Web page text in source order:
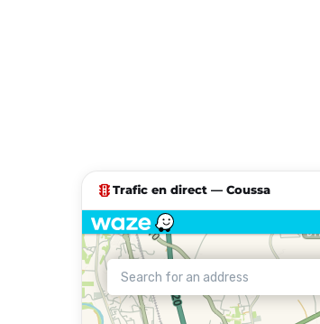
traffic Trafic en direct — Coussa